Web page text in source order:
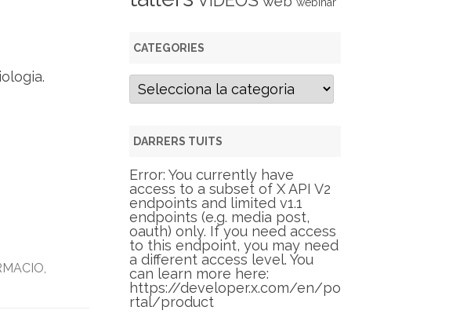
,
CATEGORIES
C
g
r
i
e
s
DARRERS TUITS
Error: You currently have
access to a subset of X API V2
endpoints and limited v1.1
endpoints (e.g. media post,
oauth) only. If you need access
to this endpoint, you may need
a different access level. You
can learn more here:
https://developer.x.com/en/po
rtal/product